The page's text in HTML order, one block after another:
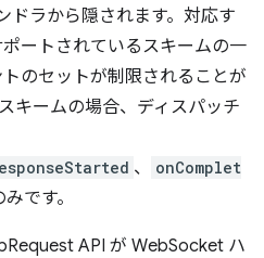
ドラから隠されます。対応す
ートされているスキームの一
のセットが制限されることが
キームの場合、ディスパッチ
、
onComplet
みです。
API が WebSocket ハ